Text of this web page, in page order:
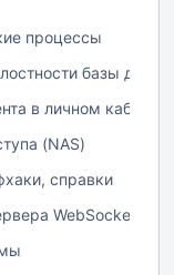
процессы
базы данных
в личном кабинете
(NAS)
справки
WebSocket